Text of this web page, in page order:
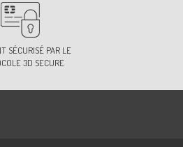
SÉCURISÉ PAR LE
3D SECURE